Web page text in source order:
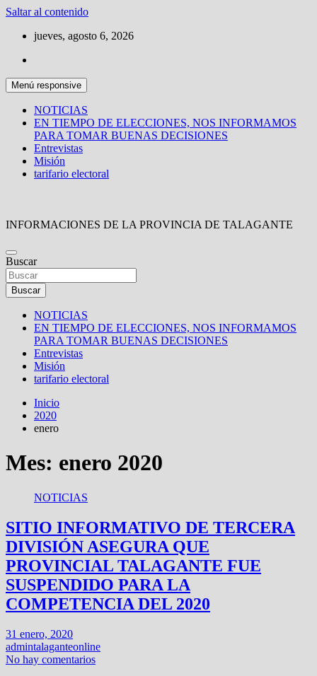
Saltar al contenido
jueves, agosto 6, 2026
Menú responsive
NOTICIAS
EN TIEMPO DE ELECCIONES, NOS INFORMAMOS
PARA TOMAR BUENAS DECISIONES
Entrevistas
Misión
tarifario electoral
INFORMACIONES DE LA PROVINCIA DE TALAGANTE
Buscar
Buscar
NOTICIAS
EN TIEMPO DE ELECCIONES, NOS INFORMAMOS
PARA TOMAR BUENAS DECISIONES
Entrevistas
Misión
tarifario electoral
Inicio
2020
enero
Mes: enero 2020
NOTICIAS
SITIO INFORMATIVO DE TERCERA
DIVISIÓN ASEGURA QUE
PROVINCIAL TALAGANTE FUE
SUSPENDIDO PARA LA
COMPETENCIA DEL 2020
31 enero, 2020
admintalaganteonline
No hay comentarios